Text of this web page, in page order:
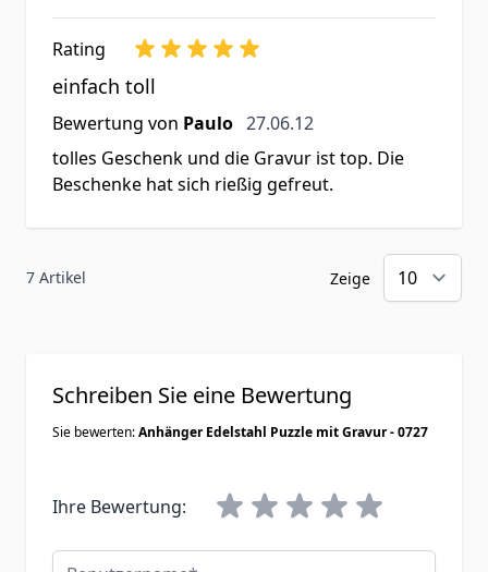
Rating
einfach toll
Bewertung von Paulo 27. Juni 2012
27.06.12
tolles Geschenk und die Gravur ist top. Die
Beschenke hat sich rießig gefreut.
7 Artikel Zeige
Schreiben Sie eine Bewertung
Sie bewerten: Anhänger Edelstahl Puzzle mit Gravur - 0727
Ihre Bewertung:
Benutzername